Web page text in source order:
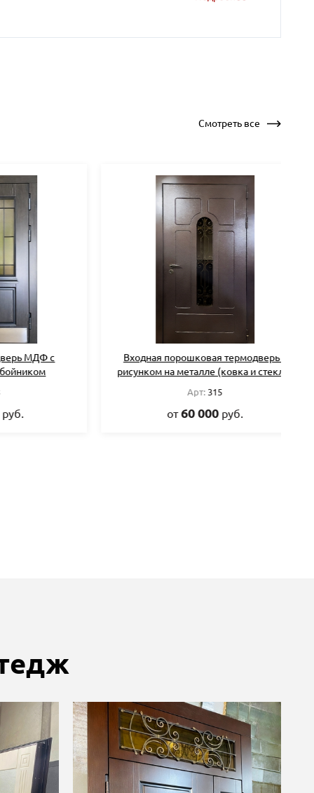
Смотреть все
МДФ с
Входная порошковая термодверь с
рисунком на металле (ковка и стекло)
315
60 000руб.